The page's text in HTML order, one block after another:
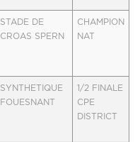
STADE DE
CROAS SPERN
CHAMPION
NAT
SYNTHETIQUE
FOUESNANT
1/2 FINALE
CPE
DISTRICT